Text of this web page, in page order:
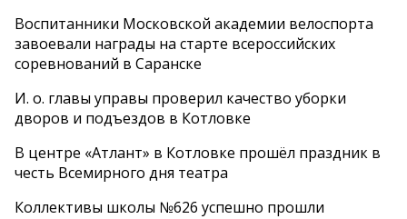
Воспитанники Московской академии велоспорта
завоевали награды на старте всероссийских
соревнований в Саранске
И. о. главы управы проверил качество уборки
дворов и подъездов в Котловке
В центре «Атлант» в Котловке прошёл праздник в
честь Всемирного дня театра
Коллективы школы №626 успешно прошли